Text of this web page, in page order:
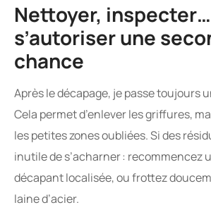
Nettoyer,
s’autoriser une
chance
Après le décapage, je passe toujours
Cela permet d’enlever les griffures,
les petites zones oubliées. Si des
inutile de s’acharner : recommencez
décapant localisée, ou frottez
laine d’acier.